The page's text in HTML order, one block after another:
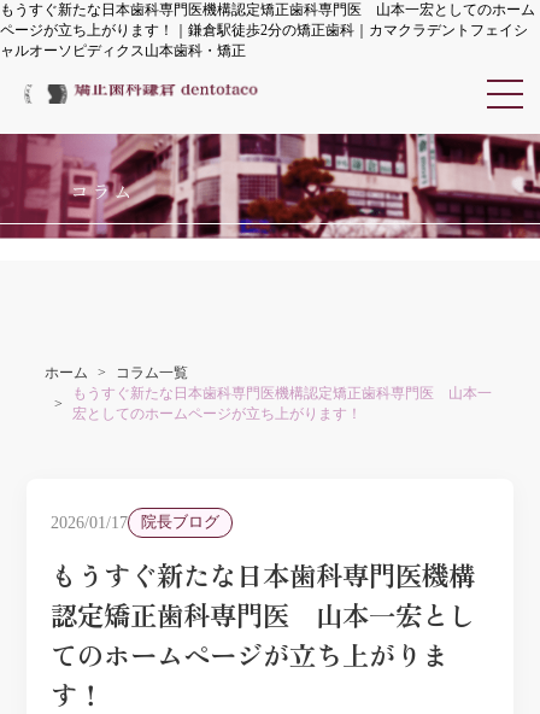
もうすぐ新たな日本歯科専門医機構認定矯正歯科専門医 山本一宏としてのホーム
ページが立ち上がります！｜鎌倉駅徒歩2分の矯正歯科｜カマクラデントフェイシ
ャルオーソピディクス山本歯科・矯正
カマクラデントフェイシャ
コラム
ホーム
コラム一覧
もうすぐ新たな日本歯科専門医機構認定矯正歯科専門医 山本一
宏としてのホームページが立ち上がります！
2026/01/17 院長ブログ
もうすぐ新たな日本歯科専門医機構
認定矯正歯科専門医 山本一宏とし
てのホームページが立ち上がりま
す！